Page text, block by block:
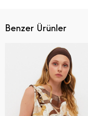
Benzer Ürünler